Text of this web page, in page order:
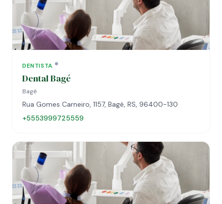
DENTISTA
Dental Bagé
Bagé
Rua Gomes Carneiro, 1157, Bagé, RS, 96400-130
+5553999725559